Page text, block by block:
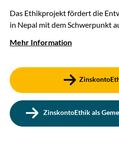
Das Ethikprojekt fördert die
in Nepal mit dem Schwerpunkt
Mehr Information
ZinskontoEthik als